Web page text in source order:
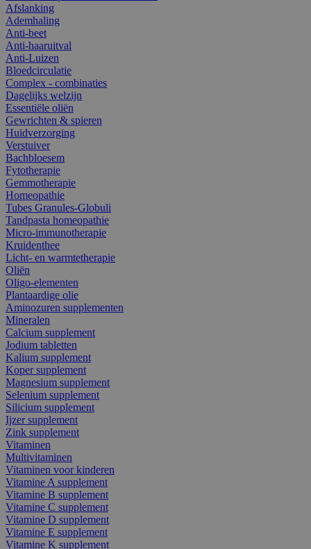
Afslanking
Ademhaling
Anti-beet
Anti-haaruitval
Anti-Luizen
Bloedcirculatie
Complex - combinaties
Dagelijks welzijn
Essentiële oliën
Gewrichten & spieren
Huidverzorging
Verstuiver
Bachbloesem
Fytotherapie
Gemmotherapie
Homeopathie
Tubes Granules-Globuli
Tandpasta homeopathie
Micro-immunotherapie
Kruidenthee
Licht- en warmtetherapie
Oliën
Oligo-elementen
Plantaardige olie
Aminozuren supplementen
Mineralen
Calcium supplement
Jodium tabletten
Kalium supplement
Koper supplement
Magnesium supplement
Selenium supplement
Silicium supplement
Ijzer supplement
Zink supplement
Vitaminen
Multivitaminen
Vitaminen voor kinderen
Vitamine A supplement
Vitamine B supplement
Vitamine C supplement
Vitamine D supplement
Vitamine E supplement
Vitamine K supplement